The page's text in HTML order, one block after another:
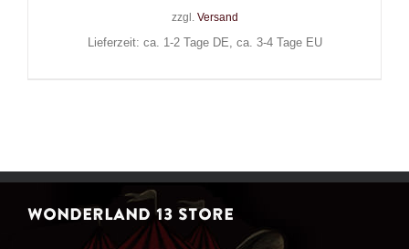
zzgl. Versand
Lieferzeit: ca. 1-2 Tage DE, ca. 3-4 Tage EU
WONDERLAND 13 STORE